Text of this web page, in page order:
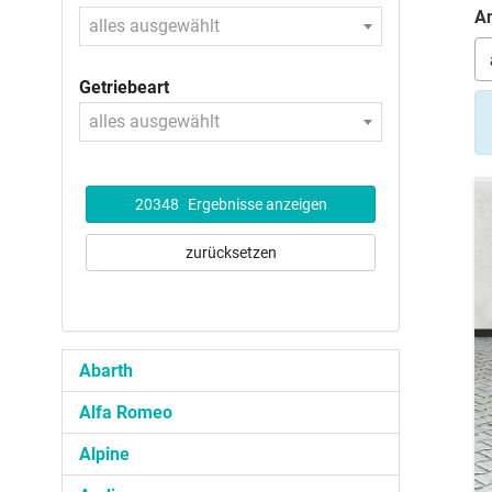
alles ausgewählt
Getriebeart
alles ausgewählt
20348 Ergebnisse anzeigen
zurücksetzen
Abarth
Alfa Romeo
Alpine